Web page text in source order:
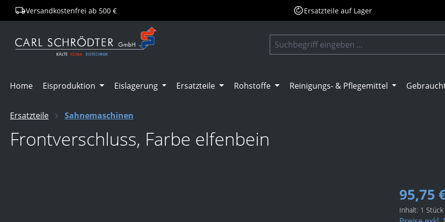
Zur Hauptnavigation springen
Versandkostenfrei ab 500 € Ersatzteile auf Lager
Home Eisproduktion Eislagerung Ersatzteile Rohstoffe Reinigungs- & Pflegemittel
Ersatzteile Sahnemaschinen
Frontverschluss, Farbe elfenbein
95,75
Inhalt: 1 Stück